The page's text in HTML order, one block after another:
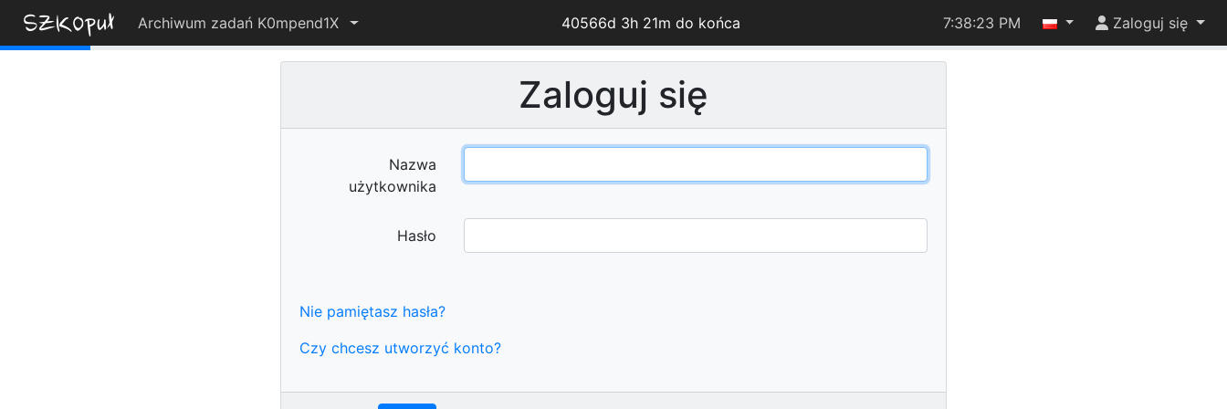
Archiwum zadań K0mpend1X 40566d 3h 21m do końca
7%
7:38:23 PM Zaloguj się
Zaloguj się
Nazwa
użytkownika
Hasło
Nie pamiętasz hasła?
Czy chcesz utworzyć konto?